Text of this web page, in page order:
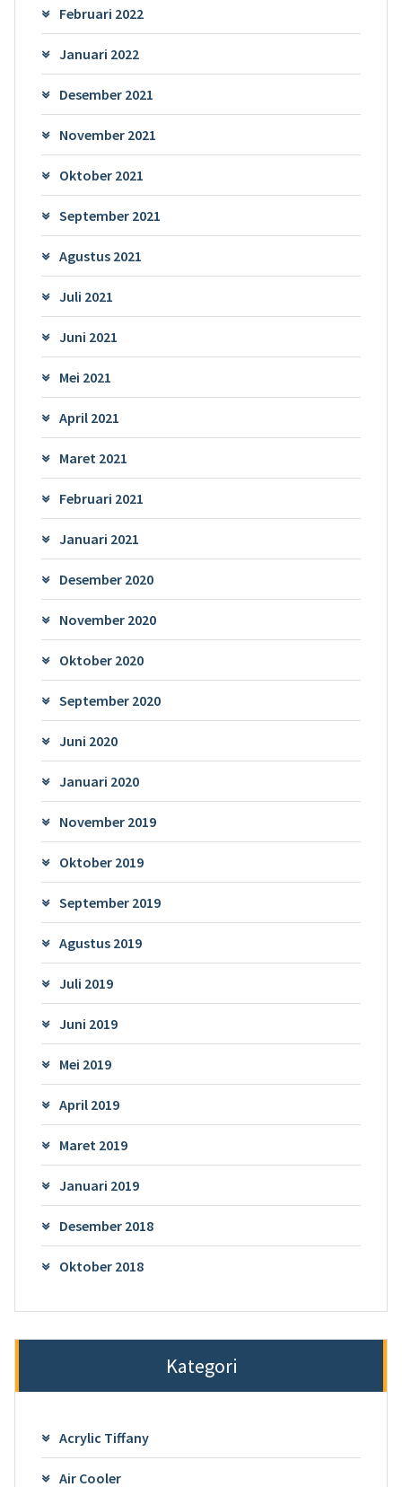
Februari 2022
Januari 2022
Desember 2021
November 2021
Oktober 2021
September 2021
Agustus 2021
Juli 2021
Juni 2021
Mei 2021
April 2021
Maret 2021
Februari 2021
Januari 2021
Desember 2020
November 2020
Oktober 2020
September 2020
Juni 2020
Januari 2020
November 2019
Oktober 2019
September 2019
Agustus 2019
Juli 2019
Juni 2019
Mei 2019
April 2019
Maret 2019
Januari 2019
Desember 2018
Oktober 2018
Kategori
Acrylic Tiffany
Air Cooler